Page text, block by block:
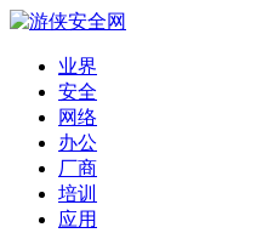
业界
安全
网络
办公
厂商
培训
应用